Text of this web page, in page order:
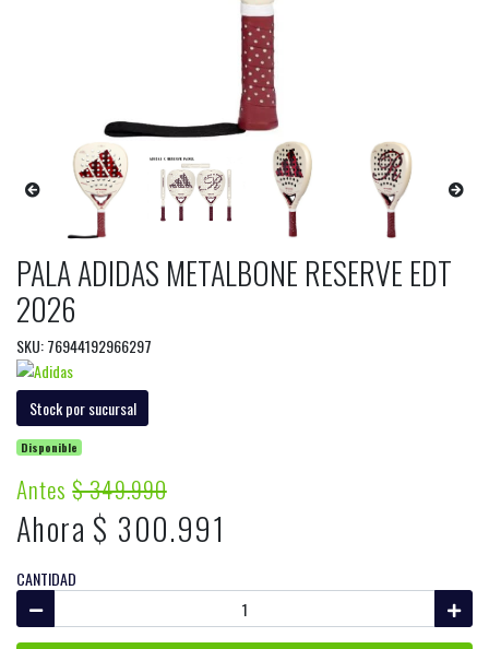
PALA ADIDAS METALBONE RESERVE EDT
2026
SKU: 76944192966297
Stock por sucursal
Disponible
Antes$ 349.990
Ahora $ 300.991
CANTIDAD